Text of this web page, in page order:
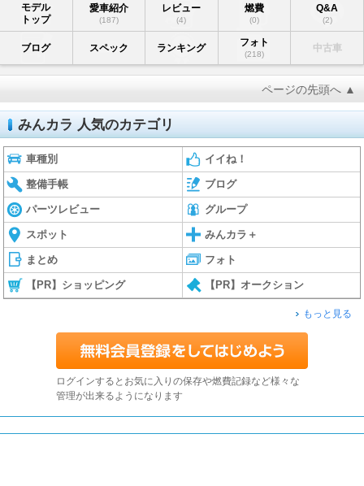
モデル
トップ
愛車紹介
(187)
レビュー
(4)
燃費
(0)
Q&A
(2)
ブログ スペック ランキング フォト
(218)
中古車
ページの先頭へ ▲
みんカラ 人気のカテゴリ
車種別 イイね！
整備手帳 ブログ
パーツレビュー グループ
スポット みんカラ＋
まとめ フォト
【PR】ショッピング 【PR】オークション
もっと見る
ログインするとお気に入りの保存や燃費記録など様々な
管理が出来るようになります